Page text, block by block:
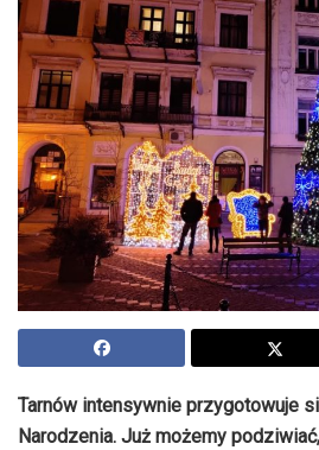
Tarnów intensywnie przygotowuje
Narodzenia. Już możemy